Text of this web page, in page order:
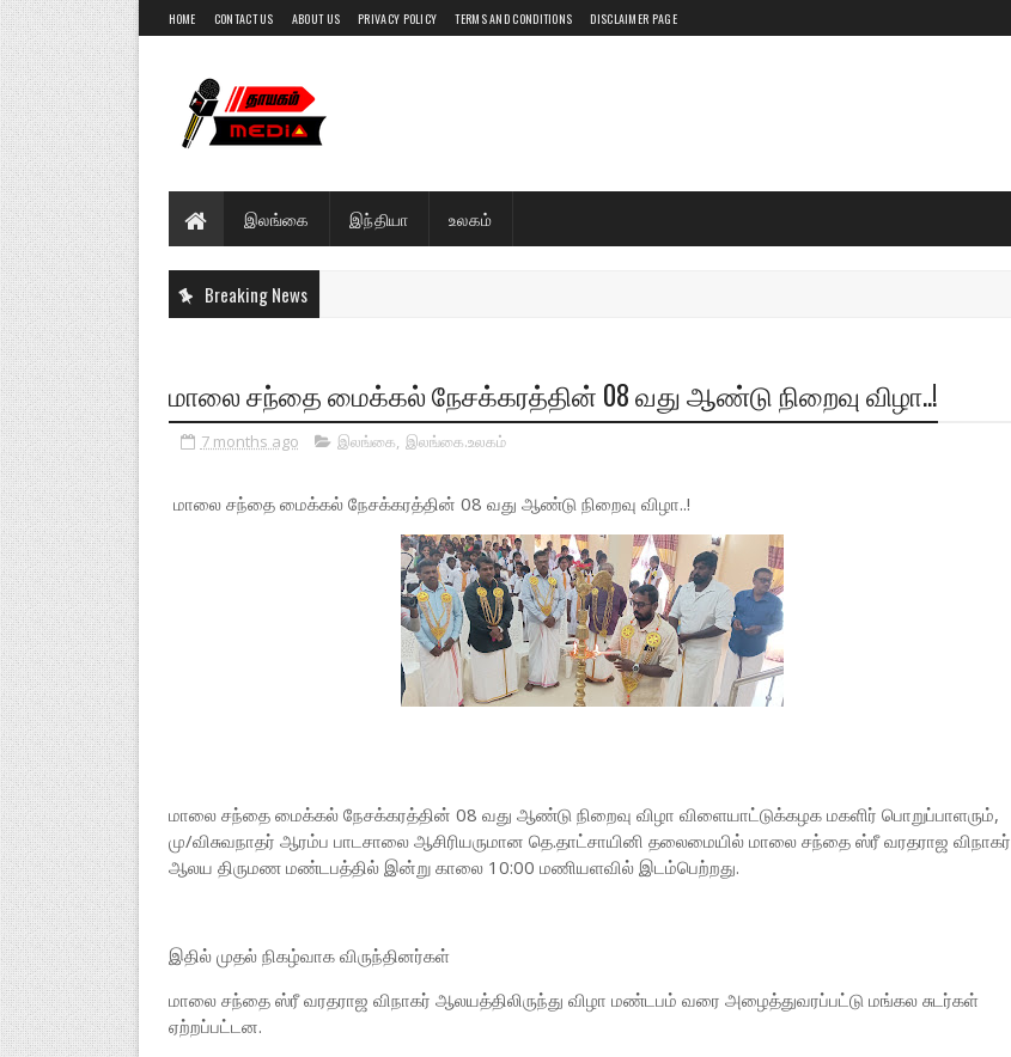
HOME CONTACT US ABOUT US PRIVACY POLICY TERMS AND CONDITIONS DISCLAIMER PAGE
இலங்கை இந்தியா உலகம்
Breaking News
மாலை சந்தை மைக்கல் நேசக்கரத்தின் 08 வது ஆண்டு நிறைவு விழா..!
7 months ago இலங்கை, இலங்கை.உலகம்
மாலை சந்தை மைக்கல் நேசக்கரத்தின் 08 வது ஆண்டு நிறைவு விழா..!
மாலை சந்தை மைக்கல் நேசக்கரத்தின் 08 வது ஆண்டு நிறைவு விழா விளையாட்டுக்கழக மகளிர் பொறுப்பாளரும்,
மு/விசுவநாதர் ஆரம்ப பாடசாலை ஆசிரியருமான தெ.தாட்சாயினி தலைமையில் மாலை சந்தை ஸ்ரீ வரதராஜ விநாகர்
ஆலய திருமண மண்டபத்தில் இன்று காலை 10:00 மணியளவில் இடம்பெற்றது.
இதில் முதல் நிகழ்வாக விருந்தினர்கள்
மாலை சந்தை ஸ்ரீ வரதராஜ விநாகர் ஆலயத்திலிருந்து விழா மண்டபம் வரை அழைத்துவரப்பட்டு மங்கல சுடர்கள்
ஏற்றப்பட்டன.